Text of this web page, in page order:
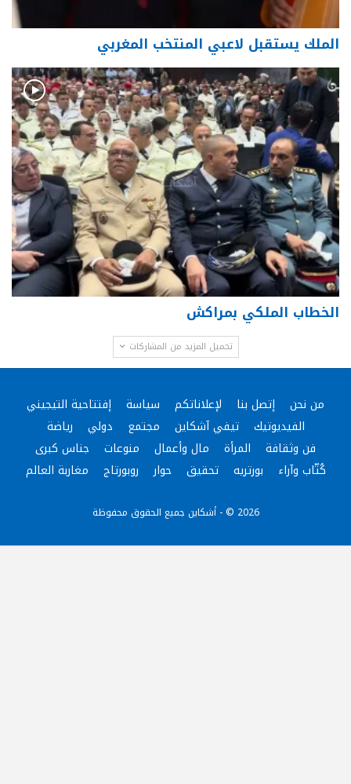
الملك يستقبل لاعبي المنتخب المغربي
الخطاب الملكي بمراكش
تحميل المزيد من المشاركات
من نحن إتصل بنا لإعلاناتكم سياسة
إفتتاحية التيجيني
الفيديوتيك
تيفي آشكاين مجتمع دولي
رياضة
فن وثقافة
المرأة مال وأعمال منوعات
جناس كبرى
كُتّاب وآراء
بورتريه تحقيق حوار روبورتاج مغاربة العالم
2026 © - أشكاين جميع الحقوق محفوظة